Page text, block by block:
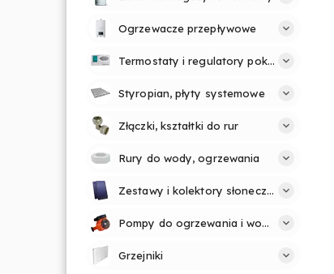
Ogrzewacze przepływowe
Termostaty i regulatory pokojowe
Styropian, płyty systemowe
Złączki, kształtki do rur
Rury do wody, ogrzewania
Zestawy i kolektory słoneczne
Pompy do ogrzewania i wody
Grzejniki